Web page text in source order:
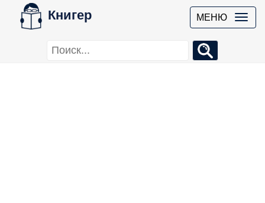
Книгер МЕНЮ